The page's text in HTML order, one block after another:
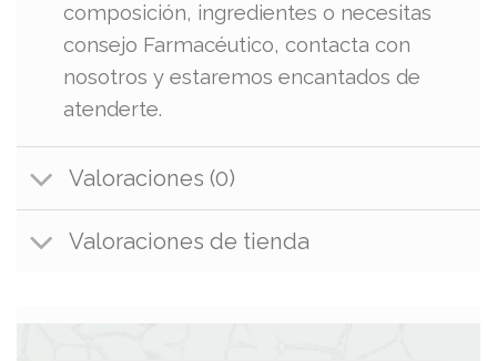
composición, ingredientes o necesitas
consejo Farmacéutico, contacta con
nosotros y estaremos encantados de
atenderte.
Valoraciones (0)
Valoraciones de tienda